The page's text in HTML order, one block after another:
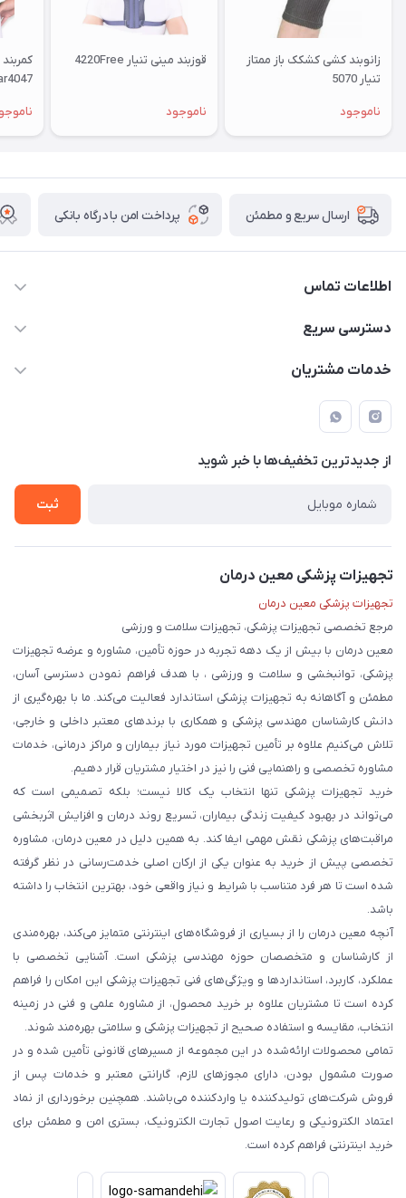
زانوبند کشی کشکک باز ممتاز
تنیار 5070
ناموجود
قوزبند مینی تنیار 4220Free
ناموجود
ارسال سریع و مطمئن پرداخت امن با درگاه بانکی
اطلاعات تماس
09171843500 و 07152240182
دسترسی سریع
حساب کاربری
لیست محصولات
درباره ما
خدمات مشتریان
راهنما
قوانین و مقررات
حریم خصوصی
از جدید‌ترین تخفیف‌ها با‌ خبر شوید
ثبت
تجهیزات پزشکی معین درمان
تجهیزات پزشکی معین درمان
مرجع تخصصی تجهیزات پزشکی، تجهیزات سلامت و ورزشی
معین درمان با بیش از یک دهه تجربه در حوزه تأمین، مشاوره و عرضه تجهیزات
پزشکی، توانبخشی و سلامت و ورزشی ، با هدف فراهم نمودن دسترسی آسان،
مطمئن و آگاهانه به تجهیزات پزشکی استاندارد فعالیت می‌کند. ما با بهره‌گیری از
دانش کارشناسان مهندسی پزشکی و همکاری با برندهای معتبر داخلی و خارجی،
تلاش می‌کنیم علاوه بر تأمین تجهیزات مورد نیاز بیماران و مراکز درمانی، خدمات
مشاوره تخصصی و راهنمایی فنی را نیز در اختیار مشتریان قرار دهیم.
خرید تجهیزات پزشکی تنها انتخاب یک کالا نیست؛ بلکه تصمیمی است که
می‌تواند در بهبود کیفیت زندگی بیماران، تسریع روند درمان و افزایش اثربخشی
مراقبت‌های پزشکی نقش مهمی ایفا کند. به همین دلیل در معین درمان، مشاوره
تخصصی پیش از خرید به عنوان یکی از ارکان اصلی خدمت‌رسانی در نظر گرفته
شده است تا هر فرد متناسب با شرایط و نیاز واقعی خود، بهترین انتخاب را داشته
باشد.
آنچه معین درمان را از بسیاری از فروشگاه‌های اینترنتی متمایز می‌کند، بهره‌مندی
از کارشناسان و متخصصان حوزه مهندسی پزشکی است. آشنایی تخصصی با
عملکرد، کاربرد، استانداردها و ویژگی‌های فنی تجهیزات پزشکی این امکان را فراهم
کرده است تا مشتریان علاوه بر خرید محصول، از مشاوره علمی و فنی در زمینه
انتخاب، مقایسه و استفاده صحیح از تجهیزات پزشکی و سلامتی بهره‌مند شوند.
تمامی محصولات ارائه‌شده در این مجموعه از مسیرهای قانونی تأمین شده و در
صورت مشمول بودن، دارای مجوزهای لازم، گارانتی معتبر و خدمات پس از
فروش شرکت‌های تولیدکننده یا واردکننده می‌باشند. همچنین برخورداری از نماد
اعتماد الکترونیکی و رعایت اصول تجارت الکترونیک، بستری امن و مطمئن برای
خرید اینترنتی فراهم کرده است.